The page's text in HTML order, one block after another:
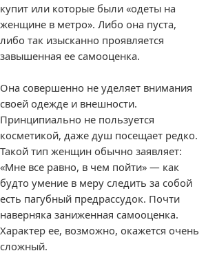
купит или которые были «одеты на
женщине в метро». Либо она пуста,
либо так изысканно проявляется
завышенная ее самооценка.
Она совершенно не уделяет внимания
своей одежде и внешности.
Принципиально не пользуется
косметикой, даже душ посещает редко.
Такой тип женщин обычно заявляет:
«Мне все равно, в чем пойти» — как
будто умение в меру следить за собой
есть пагубный предрассудок. Почти
наверняка заниженная самооценка.
Характер ее, возможно, окажется очень
сложный.